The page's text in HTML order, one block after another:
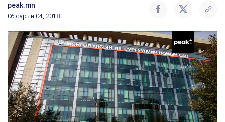
peak.mn
06 сарын 04, 2018